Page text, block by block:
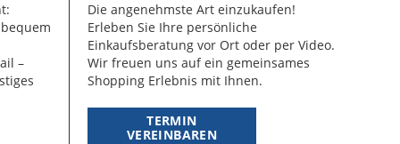
–
Die angenehmste Art einzukaufen!
Erleben Sie Ihre persönliche
Einkaufsberatung vor Ort oder per Video.
Wir freuen uns auf ein gemeinsames
Shopping Erlebnis mit Ihnen.
TERMIN
VEREINBAREN